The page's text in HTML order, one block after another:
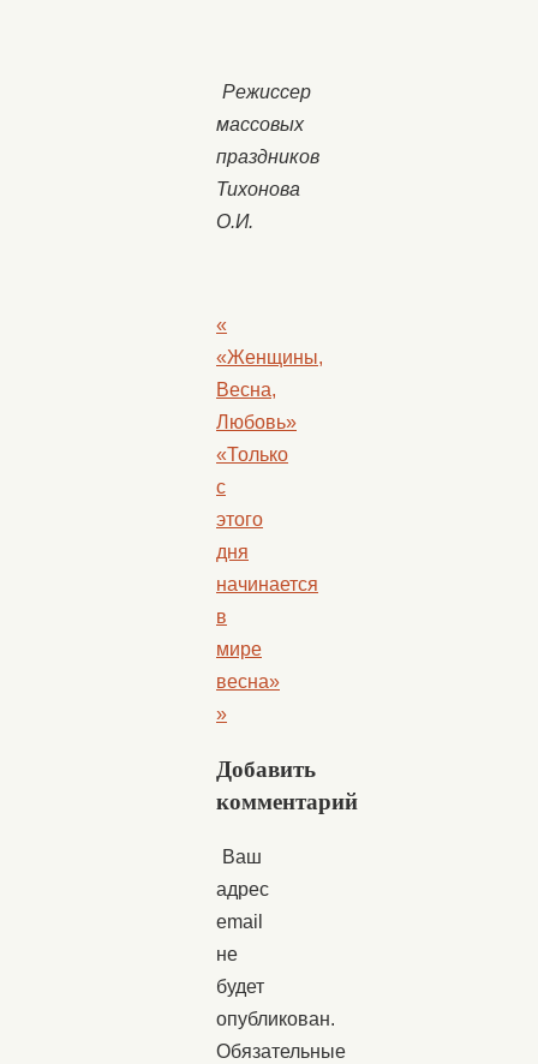
Режиссер
массовых
праздников
Тихонова
О.И.
«
«Женщины,
Весна,
Любовь»
«Только
с
этого
дня
начинается
в
мире
весна»
»
Добавить
комментарий
Ваш
адрес
email
не
будет
опубликован.
Обязательные